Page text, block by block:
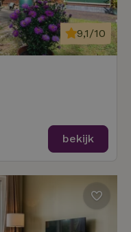
9,1/10
bekijk